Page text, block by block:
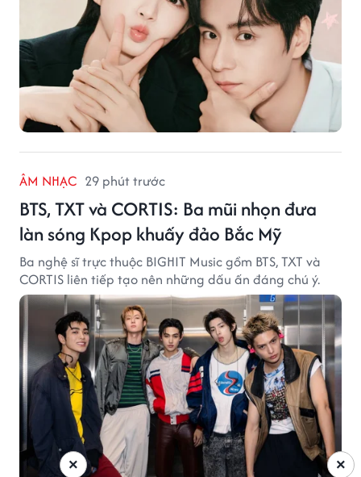
ÂM NHẠC 29 phút trước
BTS, TXT và CORTIS: Ba mũi nhọn đưa
làn sóng Kpop khuấy đảo Bắc Mỹ
Ba nghệ sĩ trực thuộc BIGHIT Music gồm BTS, TXT và
CORTIS liên tiếp tạo nên những dấu ấn đáng chú ý.
×
×